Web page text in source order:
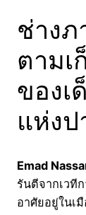
ช่างภ
ตามเ
ของเ
แห่งป
Emad
รันตีจากเวที
อาศัยอยู่ในเ